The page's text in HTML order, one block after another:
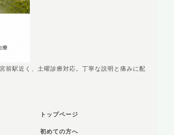
前駅近く、土曜診療対応。丁寧な説明と痛みに配
トップページ
初めての方へ